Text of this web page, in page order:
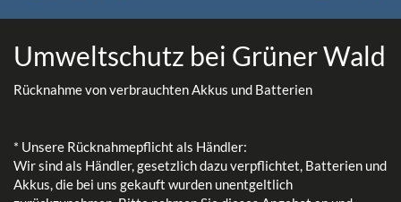
Umweltschutz bei Grüner Wald
Rücknahme von verbrauchten Akkus und Batterien
* Unsere Rücknahmepflicht als Händler:
Wir sind als Händler, gesetzlich dazu verpflichtet, Batterien und
Akkus, die bei uns gekauft wurden unentgeltlich